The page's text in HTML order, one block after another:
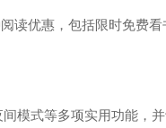
读优惠，包括限时免费看
模式等多项实用功能，并